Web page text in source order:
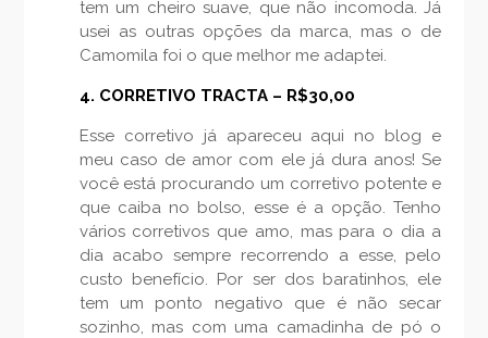
tem um cheiro suave, que não incomoda. Já
usei as outras opções da marca, mas o de
Camomila foi o que melhor me adaptei.
4. CORRETIVO TRACTA – R$30,00
Esse corretivo já apareceu aqui no blog e
meu caso de amor com ele já dura anos! Se
você está procurando um corretivo potente e
que caiba no bolso, esse é a opção. Tenho
vários corretivos que amo, mas para o dia a
dia acabo sempre recorrendo a esse, pelo
custo benefício. Por ser dos baratinhos, ele
tem um ponto negativo que é não secar
sozinho, mas com uma camadinha de pó o